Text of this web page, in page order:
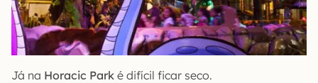
Já na Horacic Park é difícil ficar seco.